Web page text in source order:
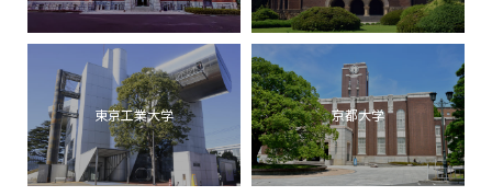
東京工業大学 京都大学